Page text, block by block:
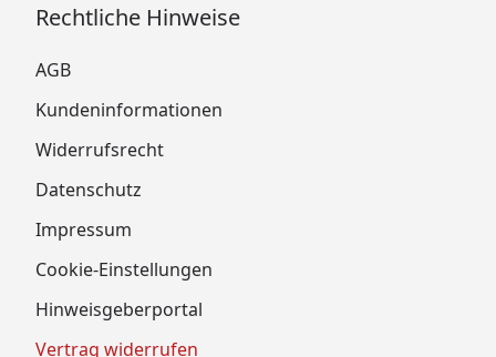
Rechtliche Hinweise
AGB
Kundeninformationen
Widerrufsrecht
Datenschutz
Impressum
Cookie-Einstellungen
Hinweisgeberportal
Vertrag widerrufen